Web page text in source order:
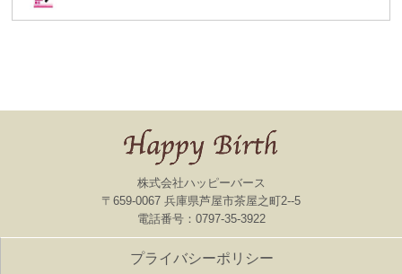
株式会社ハッピーバース
〒659-0067 兵庫県芦屋市茶屋之町2--5
電話番号：0797-35-3922
プライバシーポリシー